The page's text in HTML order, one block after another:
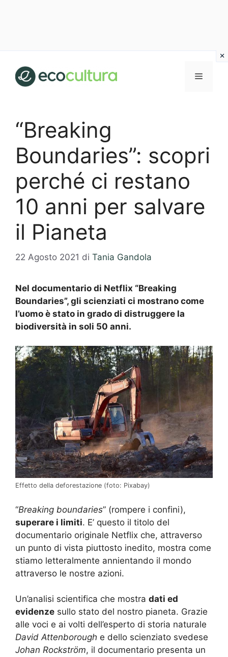
contenuto
MENU
“Breaking
Boundaries”: scopri
perché ci restano
10 anni per salvare
il Pianeta
22 Agosto 2021 di Tania Gandola
Nel documentario di Netflix “Breaking
Boundaries”, gli scienziati ci mostrano come
l’uomo è stato in grado di distruggere la
biodiversità in soli 50 anni.
Effetto della deforestazione (foto: Pixabay)
“Breaking boundaries” (rompere i confini),
superare i limiti. E’ questo il titolo del
documentario originale Netflix che, attraverso
un punto di vista piuttosto inedito, mostra come
stiamo letteralmente annientando il mondo
attraverso le nostre azioni.
Un’analisi scientifica che mostra dati ed
evidenze sullo stato del nostro pianeta. Grazie
alle voci e ai volti dell’esperto di storia naturale
David Attenborough e dello scienziato svedese
Johan Rockström, il documentario presenta un